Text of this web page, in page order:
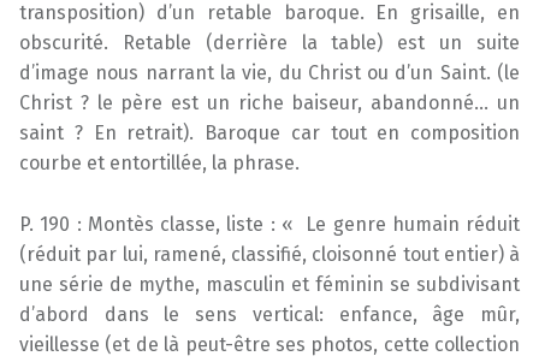
transposition) d’un retable baroque. En grisaille, en
obscurité. Retable (derrière la table) est un suite
d’image nous narrant la vie, du Christ ou d’un Saint. (le
Christ ? le père est un riche baiseur, abandonné… un
saint ? En retrait). Baroque car tout en composition
courbe et entortillée, la phrase.
P. 190 : Montès classe, liste : « Le genre humain réduit
(réduit par lui, ramené, classifié, cloisonné tout entier) à
une série de mythe, masculin et féminin se subdivisant
d’abord dans le sens vertical: enfance, âge mûr,
vieillesse (et de là peut-être ses photos, cette collection